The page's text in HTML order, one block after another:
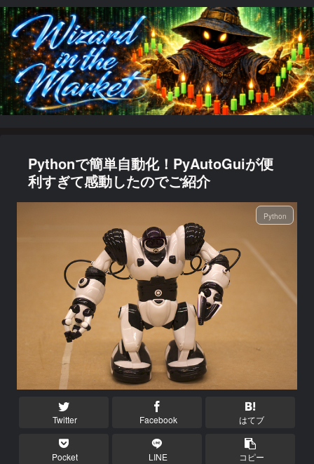
Pythonで簡単自動化！PyAutoGuiが便
利すぎて感動したのでご紹介
Python
Twitter Facebook はてブ
Pocket LINE コピー